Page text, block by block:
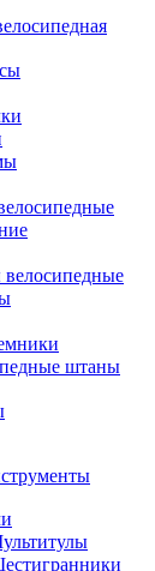
штаны